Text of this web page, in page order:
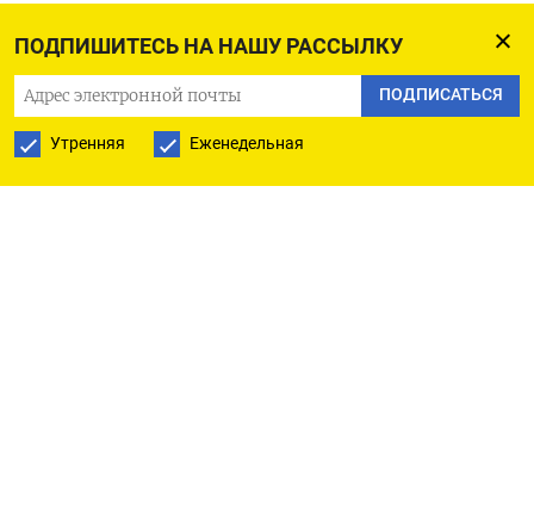
ПОДПИШИТЕСЬ НА НАШУ РАССЫЛКУ
ПОДПИСАТЬСЯ
Утренняя Еженедельная
28.02.2024 660,185 27.02.2024 609,262 26.02.2024
628,523 23.02.2024 479,627 22.02.2024 458,131
21.02.2024 528,043 20.02.2024 494,965 19.02.2024